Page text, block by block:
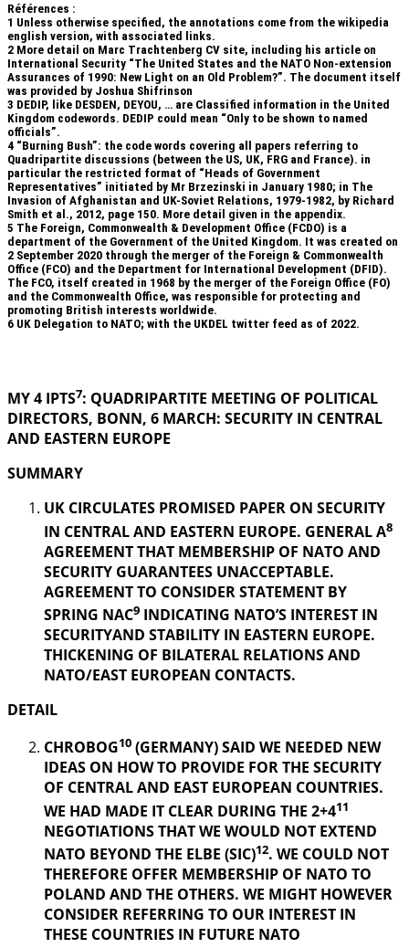
Références :
1 Unless otherwise specified, the annotations come from the wikipedia
english version, with associated links.
2 More detail on Marc Trachtenberg CV site, including his article on
International Security “The United States and the NATO Non-extension
Assurances of 1990: New Light on an Old Problem?”. The document itself
was provided by Joshua Shifrinson
3 DEDIP, like DESDEN, DEYOU, … are Classified information in the United
Kingdom codewords. DEDIP could mean “Only to be shown to named
officials”.
4 “Burning Bush”: the code words covering all papers referring to
Quadripartite discussions (between the US, UK, FRG and France). in
particular the restricted format of “Heads of Government
Representatives” initiated by Mr Brzezinski in January 1980; in The
Invasion of Afghanistan and UK-Soviet Relations, 1979-1982, by Richard
Smith et al., 2012, page 150. More detail given in the appendix.
5 The Foreign, Commonwealth & Development Office (FCDO) is a
department of the Government of the United Kingdom. It was created on
2 September 2020 through the merger of the Foreign & Commonwealth
Office (FCO) and the Department for International Development (DFID).
The FCO, itself created in 1968 by the merger of the Foreign Office (FO)
and the Commonwealth Office, was responsible for protecting and
promoting British interests worldwide.
6 UK Delegation to NATO; with the UKDEL twitter feed as of 2022.
MY 4 IPTS7: QUADRIPARTITE MEETING OF POLITICAL
DIRECTORS, BONN, 6 MARCH: SECURITY IN CENTRAL
AND EASTERN EUROPE
SUMMARY
UK CIRCULATES PROMISED PAPER ON SECURITY
IN CENTRAL AND EASTERN EUROPE. GENERAL A8
AGREEMENT THAT MEMBERSHIP OF NATO AND
SECURITY GUARANTEES UNACCEPTABLE.
AGREEMENT TO CONSIDER STATEMENT BY
SPRING NAC9 INDICATING NATO’S INTEREST IN
SECURITYAND STABILITY IN EASTERN EUROPE.
THICKENING OF BILATERAL RELATIONS AND
NATO/EAST EUROPEAN CONTACTS.
DETAIL
CHROBOG10 (GERMANY) SAID WE NEEDED NEW
IDEAS ON HOW TO PROVIDE FOR THE SECURITY
OF CENTRAL AND EAST EUROPEAN COUNTRIES.
WE HAD MADE IT CLEAR DURING THE 2+411
NEGOTIATIONS THAT WE WOULD NOT EXTEND
NATO BEYOND THE ELBE (SIC)12. WE COULD NOT
THEREFORE OFFER MEMBERSHIP OF NATO TO
POLAND AND THE OTHERS. WE MIGHT HOWEVER
CONSIDER REFERRING TO OUR INTEREST IN
THESE COUNTRIES IN FUTURE NATO